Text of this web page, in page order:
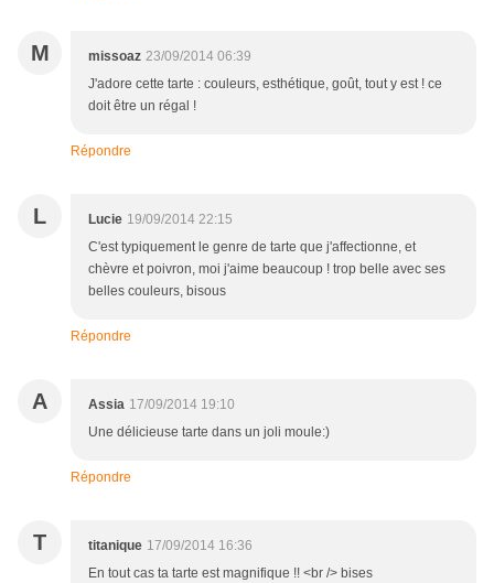
M missoaz 23/09/2014 06:39
J'adore cette tarte : couleurs, esthétique, goût, tout y est ! ce
doit être un régal !
Répondre
L Lucie 19/09/2014 22:15
C'est typiquement le genre de tarte que j'affectionne, et
chèvre et poivron, moi j'aime beaucoup ! trop belle avec ses
belles couleurs, bisous
Répondre
A Assia 17/09/2014 19:10
Une délicieuse tarte dans un joli moule:)
Répondre
T titanique 17/09/2014 16:36
En tout cas ta tarte est magnifique !! <br /> bises